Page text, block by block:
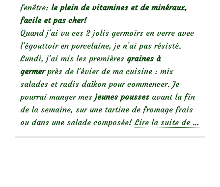
fenêtre: le plein de vitamines et de minéraux,
facile et pas cher!
Quand j’ai vu ces 2 jolis germoirs en verre avec
l’égouttoir en porcelaine, je n’ai pas résisté.
Lundi, j’ai mis les premières graines à
germer près de l’évier de ma cuisine : mix
salades et radis daïkon pour commencer. Je
pourrai manger mes jeunes pousses avant la fin
de la semaine, sur une tartine de fromage frais
ou dans une salade composée! Lire la suite de …